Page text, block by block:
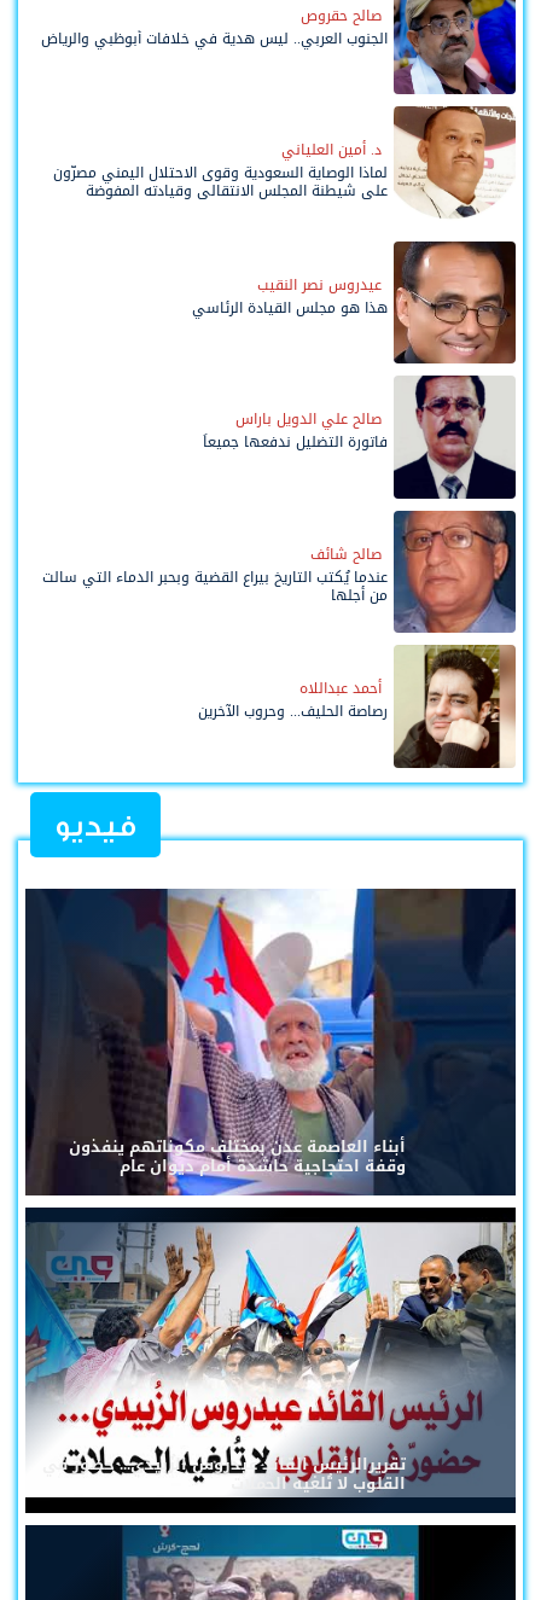
صالح حقروص
الجنوب العربي.. ليس هدية في خلافات أبوظبي والرياض
د. أمين العلياني
لماذا الوصاية السعودية وقوى الاحتلال اليمني مصرّون
على شيطنة المجلس الانتقالي وقيادته المفوضة
عيدروس نصر النقيب
هذا هو مجلس القيادة الرئاسي
صالح علي الدويل باراس
فاتورة التضليل ندفعها جميعاً
صالح شائف
عندما يُكتب التاريخ بيراع القضية وبحبر الدماء التي سالت
من أجلها
أحمد عبداللاه
رصاصة الحليف... وحروب الآخرين
فيديو
أبناء العاصمة عدن بمختلف مكوناتهم ينفذون
وقفة احتجاجية حاشدة أمام ديوان عام
تقريرالرئيس القائد عيدروس الزُبيدي... حضورٌ في
القلوب لا تُلغيه الحملات